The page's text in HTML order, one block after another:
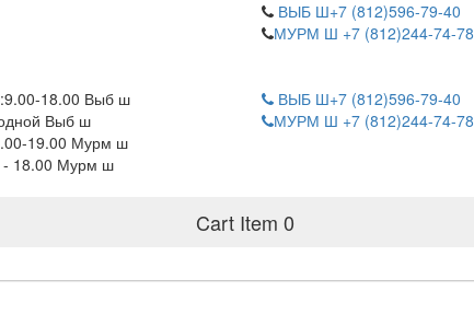
ВЫБ Ш+7 (812)596-79-40
МУРМ Ш +7 (812)244-74-78
18.00 Выб ш
Выб ш
19.00 Мурм ш
- 18.00 Мурм ш
ВЫБ Ш+7 (812)596-79-40
МУРМ Ш +7 (812)244-74-78
Cart Item 0